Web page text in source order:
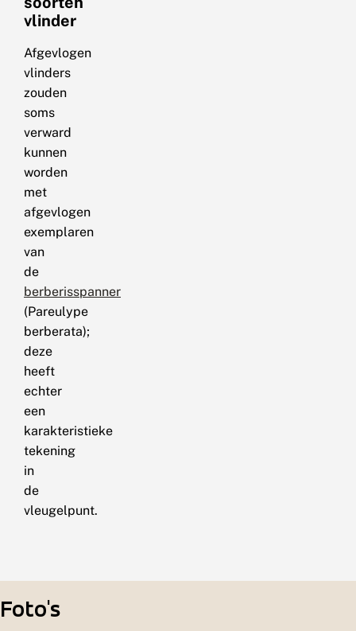
vlinder
Afgevlogen
vlinders
zouden
soms
verward
kunnen
worden
met
afgevlogen
exemplaren
van
de
berberisspanner
(Pareulype
berberata);
deze
heeft
echter
een
karakteristieke
tekening
in
de
vleugelpunt.
Foto's